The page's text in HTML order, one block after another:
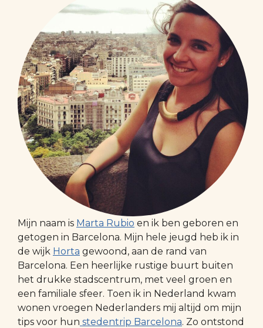
Mijn naam is Marta Rubio en ik ben geboren en
getogen in Barcelona. Mijn hele jeugd heb ik in
de wijk Horta gewoond, aan de rand van
Barcelona. Een heerlijke rustige buurt buiten
het drukke stadscentrum, met veel groen en
een familiale sfeer. Toen ik in Nederland kwam
wonen vroegen Nederlanders mij altijd om mijn
tips voor hun stedentrip Barcelona. Zo ontstond